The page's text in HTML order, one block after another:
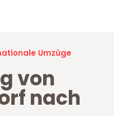
Umzüge
von
nach